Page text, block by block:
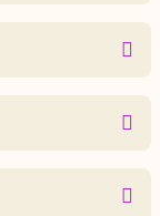
ve diğer konularda
tarafımıza